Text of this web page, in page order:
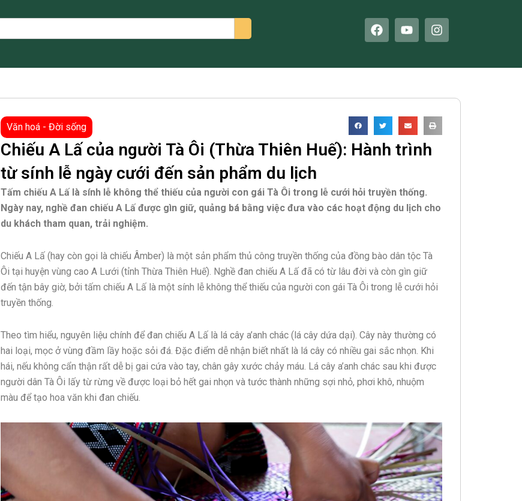
F
a
b
o
Y
o
u
e
I
n
a
r
m
Văn hoá - Đời sống
Chiếu A Lấ của người Tà Ôi (Thừa Thiên Huế): Hành trình
từ sính lễ ngày cưới đến sản phẩm du lịch
Tấm chiếu A Lấ là sính lễ không thể thiếu của người con gái Tà Ôi trong lễ cưới hỏi truyền thống.
Ngày nay, nghề đan chiếu A Lấ được gìn giữ, quảng bá bằng việc đưa vào các hoạt động du lịch cho
du khách tham quan, trải nghiệm.
Chiếu A Lấ (hay còn gọi là chiếu Âmber) là một sản phẩm thủ công truyền thống của đồng bào dân tộc Tà
Ôi tại huyện vùng cao A Lưới (tỉnh Thừa Thiên Huế). Nghề đan chiếu A Lấ đã có từ lâu đời và còn gìn giữ
đến tận bây giờ, bởi tấm chiếu A Lấ là một sính lễ không thể thiếu của người con gái Tà Ôi trong lễ cưới hỏi
truyền thống.
Theo tìm hiểu, nguyên liệu chính để đan chiếu A Lấ là lá cây a’anh chác (lá cây dứa dại). Cây này thường có
hai loại, mọc ở vùng đầm lầy hoặc sỏi đá. Đặc điểm dễ nhận biết nhất là lá cây có nhiều gai sắc nhọn. Khi
hái, nếu không cẩn thận rất dễ bị gai cứa vào tay, chân gây xước chảy máu. Lá cây a’anh chác sau khi được
người dân Tà Ôi lấy từ rừng về được loại bỏ hết gai nhọn và tước thành những sợi nhỏ, phơi khô, nhuộm
màu để tạo hoa văn khi đan chiếu.